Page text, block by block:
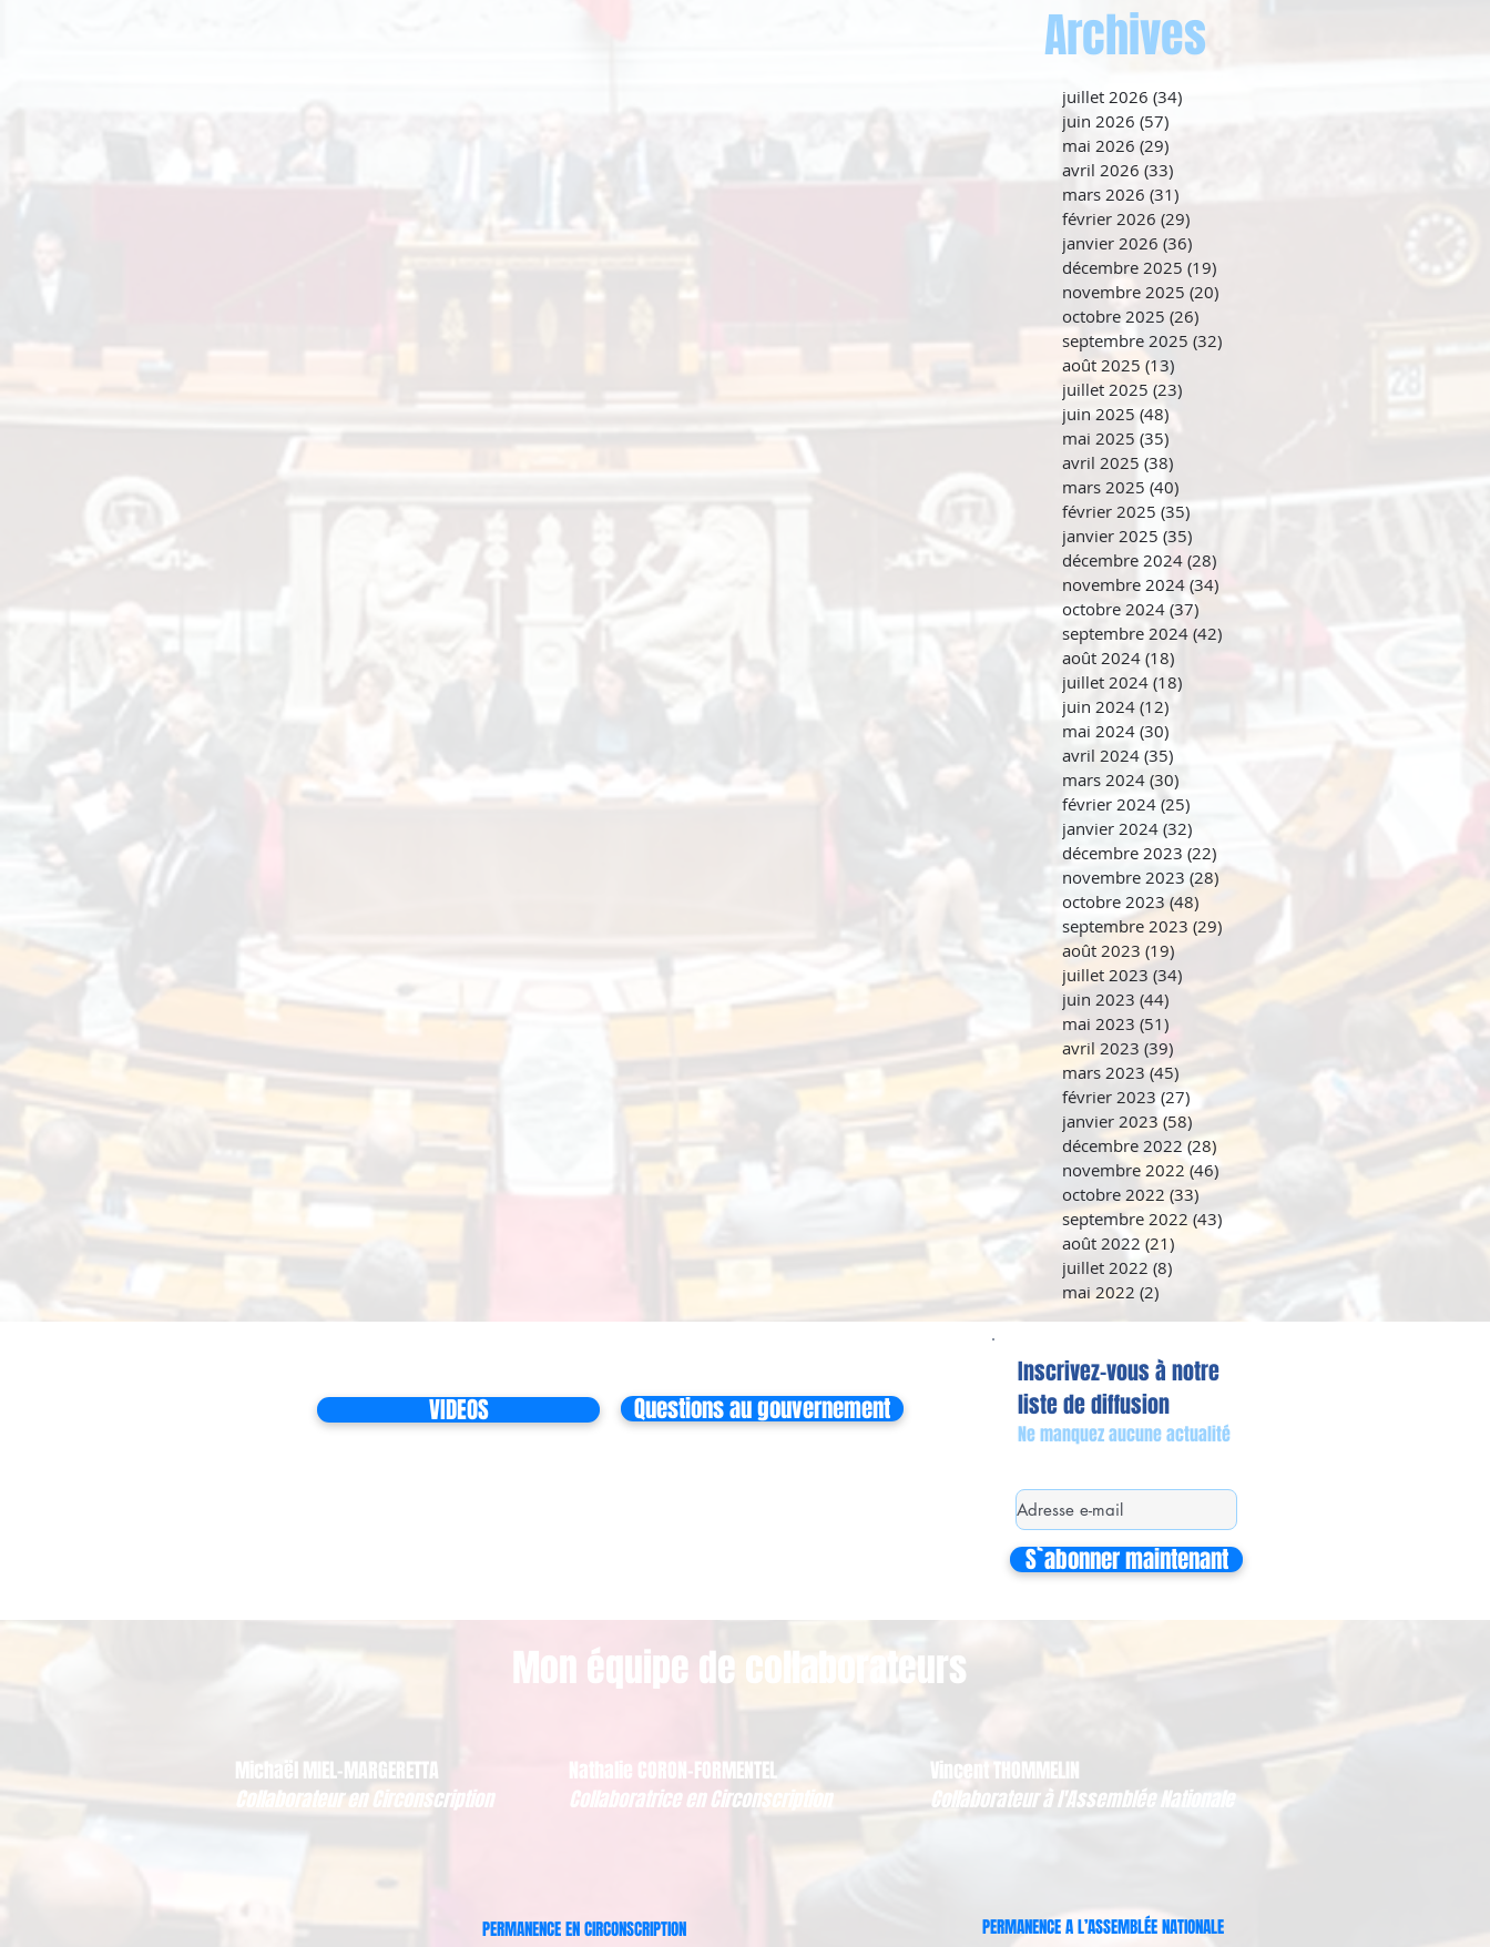
Archives
juillet 2026 (34)
juin 2026 (57)
mai 2026 (29)
avril 2026 (33)
mars 2026 (31)
février 2026 (29)
janvier 2026 (36)
décembre 2025 (19)
novembre 2025 (20)
octobre 2025 (26)
septembre 2025 (32)
août 2025 (13)
juillet 2025 (23)
juin 2025 (48)
mai 2025 (35)
avril 2025 (38)
mars 2025 (40)
février 2025 (35)
janvier 2025 (35)
décembre 2024 (28)
novembre 2024 (34)
octobre 2024 (37) 37 posts
septembre 2024 (42)
août 2024 (18)
juillet 2024 (18)
juin 2024 (12)
mai 2024 (30)
avril 2024 (35)
mars 2024 (30)
février 2024 (25)
janvier 2024 (32)
décembre 2023 (22)
novembre 2023 (28) 28 posts
octobre 2023 (48)
septembre 2023 (29)
août 2023 (19)
juillet 2023 (34)
juin 2023 (44)
mai 2023 (51)
avril 2023 (39)
mars 2023 (45) 45 posts
février 2023 (27) 27 posts
janvier 2023 (58)
décembre 2022 (28)
novembre 2022 (46)46 posts
octobre 2022 (33)33 posts
septembre 2022 (43) 43 posts
août 2022 (21) 21 posts
juillet 2022 (8)
mai 2022 (2)
VIDEOS Questions au gouvernement
Inscrivez-vous à notre
liste de diffusion
Ne manquez aucune actualité
S`abonner maintenant
Mon équipe de collaborateurs
Michaël MIEL-MARGERETTA
Collaborateur en Circonscription
Vincent THOMMELIN
Collaborateur à l'Assemblée Nationale
Nathalie CORON-FORMENTEL
Collaboratrice en Circonscription
PERMANENCE EN CIRCONSCRIPTION PERMANENCE A L’ASSEMBLÉE NATIONALE